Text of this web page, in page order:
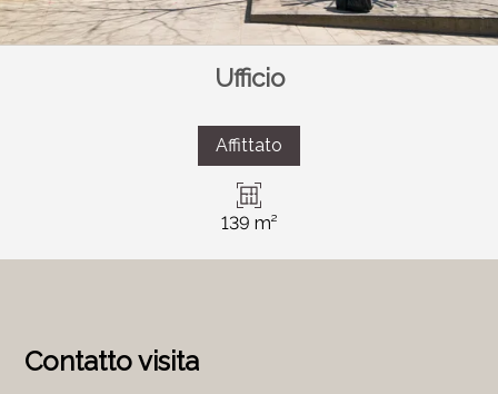
Ufficio
Affittato
139 m²
Contatto visita